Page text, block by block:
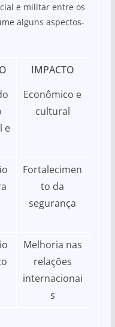
e militar entre os
alguns aspectos-
IMPACTO
e
Econômico e
cultural
Fortalecimen
to da
segurança
Melhoria nas
relações
internacionai
s